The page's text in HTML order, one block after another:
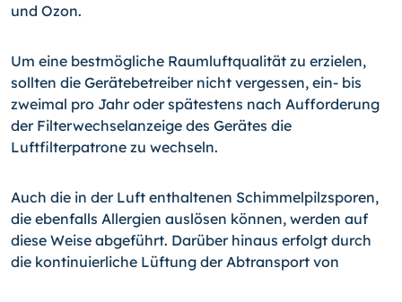
und Ozon.
Um eine bestmögliche Raumluftqualität zu erzielen,
sollten die Gerätebetreiber nicht vergessen, ein- bis
zweimal pro Jahr oder spätestens nach Aufforderung
der Filter­wechselanzeige des Gerätes die
Luftfilterpatrone zu wechseln.
Auch die in der Luft enthaltenen Schimmelpilzsporen,
die ebenfalls Allergien auslösen können, werden auf
diese Weise abgeführt. Darüber hinaus erfolgt durch
die kontinu­ierliche Lüftung der Abtransport von